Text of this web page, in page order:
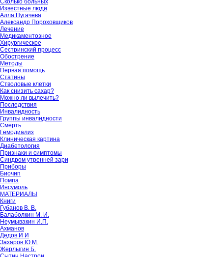
Сколько больных
Известные люди
Алла Пугачева
Александр Пороховщиков
Лечение
Медикаментозное
Хирургическое
Сестринский процесс
Обострение
Методы
Первая помощь
Статины
Стволовые клетки
Как снизить сахар?
Можно ли вылечить?
Последствия
Инвалидность
Группы инвалидности
Смерть
Гемодиализ
Клиническая картина
Диабетология
Признаки и симптомы
Синдром утренней зари
Приборы
Биочип
Помпа
Инсумоль
МАТЕРИАЛЫ
Книги
Губанов В. В.
Балаболкин М. И.
Неумывакин И.П.
Ахманов
Дедов И И
Захаров Ю.М.
Жерлыгин Б.